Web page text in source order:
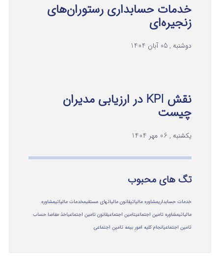
خدمات حسابداری رستوران‌های
زنجیره‌ای
دوشنبه , 05 آبان 1404
نقش KPI در ارزیابی مدیران
چیست
یکشنبه , 06 مهر 1404
تگ های محبوب
خدمات حسابداریمشاوره مالیاتیقانون مالیاتهای مستقیمخدمات مالیاتیمشاوره
مالياتيمشاوره تامین اجتماعیتامین اجتماعیقانون تامین اجتماعیاخذ مفاصا حساب
تامین اجتماعیانجام کلیه امور بیمه تامین اجتماعی